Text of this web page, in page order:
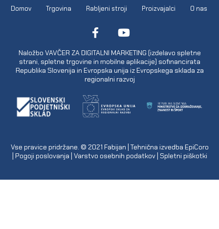
Domov Trgovina Rabljeni stroji Proizvajalci O nas
Naložbo VAVČER ZA DIGITALNI MARKETING (izdelavo spletne
strani, spletne trgovine in mobilne aplikacije) sofinancirata
Republika Slovenija in Evropska unija iz Evropskega sklada za
regionalni razvoj
Vse pravice pridržane. © 2021 Fabijan | Tehnična izvedba EpiCoro
Pogoji poslovanja Varstvo osebnih podatkov| Spletni piškotki